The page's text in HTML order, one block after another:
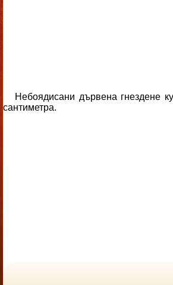
Небоядисани дървена гнездене
сантиметра.